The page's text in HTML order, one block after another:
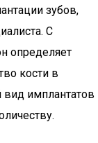
зубов,
С
определяет
кости в
вид имплантатов